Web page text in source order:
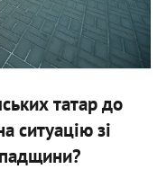
татар до
ситуацію зі